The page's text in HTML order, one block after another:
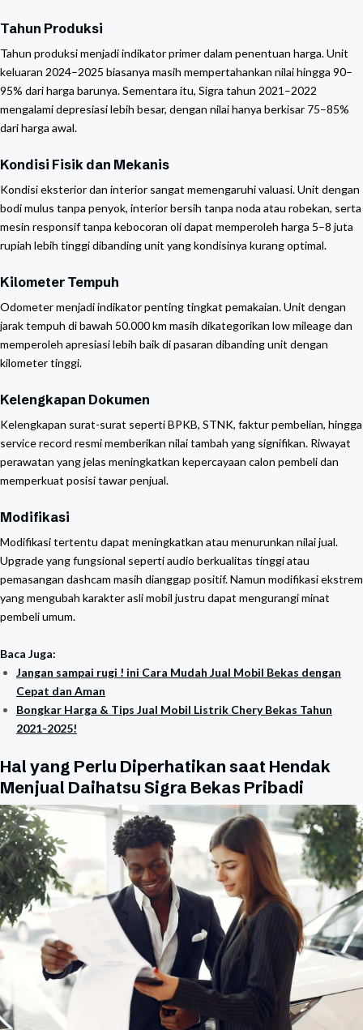
Tahun Produksi
Tahun produksi menjadi indikator primer dalam penentuan harga. Unit
keluaran 2024–2025 biasanya masih mempertahankan nilai hingga 90–
95% dari harga barunya. Sementara itu, Sigra tahun 2021–2022
mengalami depresiasi lebih besar, dengan nilai hanya berkisar 75–85%
dari harga awal.
Kondisi Fisik dan Mekanis
Kondisi eksterior dan interior sangat memengaruhi valuasi. Unit dengan
bodi mulus tanpa penyok, interior bersih tanpa noda atau robekan, serta
mesin responsif tanpa kebocoran oli dapat memperoleh harga 5–8 juta
rupiah lebih tinggi dibanding unit yang kondisinya kurang optimal.
Kilometer Tempuh
Odometer menjadi indikator penting tingkat pemakaian. Unit dengan
jarak tempuh di bawah 50.000 km masih dikategorikan low mileage dan
memperoleh apresiasi lebih baik di pasaran dibanding unit dengan
kilometer tinggi.
Kelengkapan Dokumen
Kelengkapan surat-surat seperti BPKB, STNK, faktur pembelian, hingga
service record resmi memberikan nilai tambah yang signifikan. Riwayat
perawatan yang jelas meningkatkan kepercayaan calon pembeli dan
memperkuat posisi tawar penjual.
Modifikasi
Modifikasi tertentu dapat meningkatkan atau menurunkan nilai jual.
Upgrade yang fungsional seperti audio berkualitas tinggi atau
pemasangan dashcam masih dianggap positif. Namun modifikasi ekstrem
yang mengubah karakter asli mobil justru dapat mengurangi minat
pembeli umum.
Baca Juga:
Jangan sampai rugi ! ini Cara Mudah Jual Mobil Bekas dengan
Cepat dan Aman
Bongkar Harga & Tips Jual Mobil Listrik Chery Bekas Tahun
2021-2025!
Hal yang Perlu Diperhatikan saat Hendak
Menjual Daihatsu Sigra Bekas Pribadi